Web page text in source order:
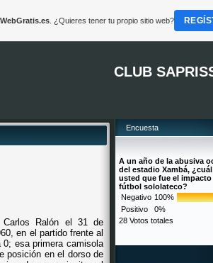
CLUB
Carlos Ralón el 31 de
en el partido frente al
esa primera camisola
posición en el dorso de
Encuesta
A un año de la abusiva
del estadio Xambá,
usted que fue el impacto
fútbol sololateco?
Negativo 100%
Positivo
0%
28 Votos totales
. ¿Quieres tener tu propio sitio web?